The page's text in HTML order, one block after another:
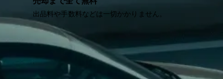
出品料や手数料などは一切かかりません。